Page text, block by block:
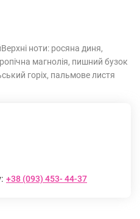
ноти: росяна диня,
магнолія, пишний бузок​
горіх, пальмове листя
+38 (093) 453- 44-37